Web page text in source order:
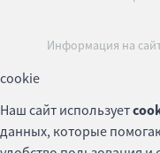
Информация на
cookie
Наш сайт использует
данных, которые